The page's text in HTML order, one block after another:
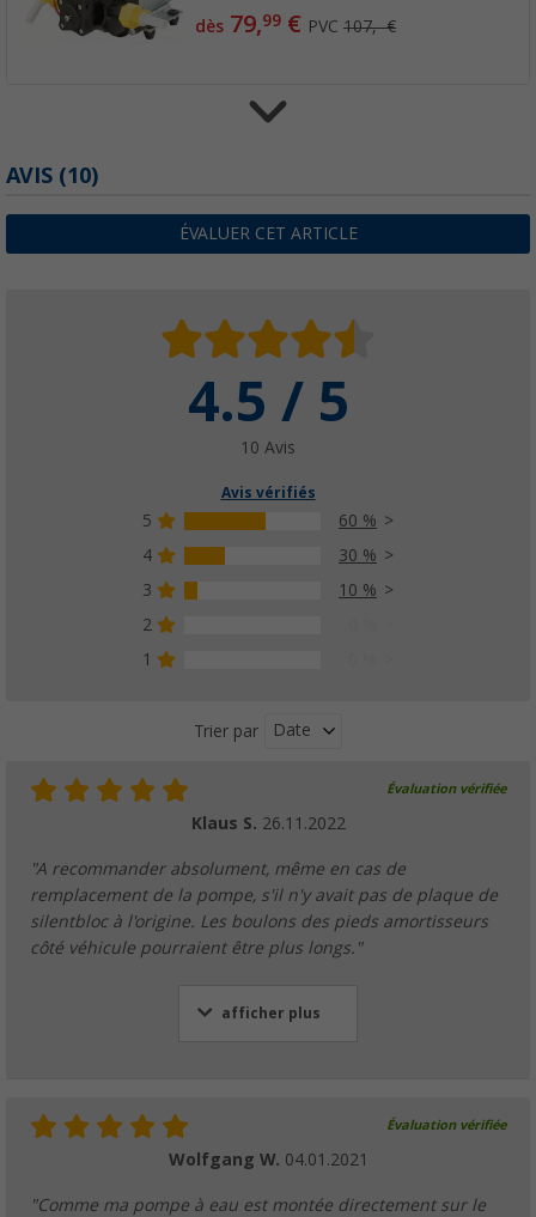
dès 79,99 € PVC107,- €
dès119,00€ PVC159,- €
Série Trail King SHURflo
(37)
99, 99€
Pompe LS061 WhisperKing SHURflo
AVIS (10)
ÉVALUER CET ARTICLE
4.5 / 5
10 Avis
Avis vérifiés
5
60 %
4
30 %
3
10 %
2
1
Trier par Date
Évaluation vérifiée
Klaus S. 26.11.2022
"A recommander absolument, même en cas de
remplacement de la pompe, s'il n'y avait pas de plaque de
silentbloc à l'origine. Les boulons des pieds amortisseurs
côté véhicule pourraient être plus longs."
afficher plus
Évaluation vérifiée
Wolfgang W. 04.01.2021
"Comme ma pompe à eau est montée directement sur le